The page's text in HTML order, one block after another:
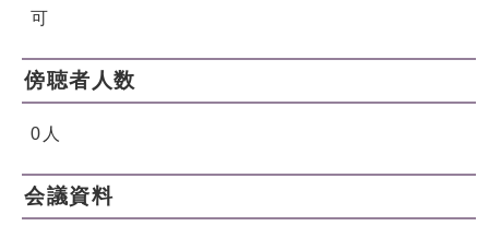
可
傍聴者人数
0人
会議資料